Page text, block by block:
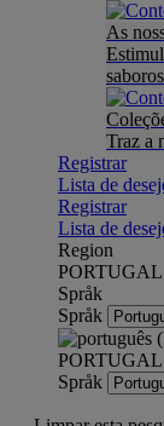
As
Traz a
Registrar
Lista de
Registrar
Lista de
Region
PORTUGAL
Språk
Språk
PORTUGAL
Språk